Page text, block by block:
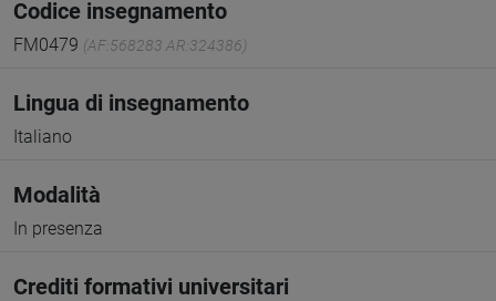
Codice insegnamento
FM0479 (AF:568283 AR:324386)
Lingua di insegnamento
Italiano
Modalità
In presenza
Crediti formativi universitari